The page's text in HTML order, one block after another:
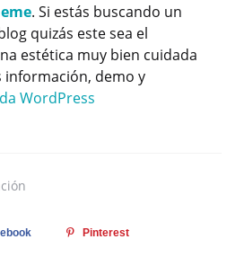
. Si estás buscando un
quizás este sea el
estética muy bien cuidada
información, demo y
WordPress
Pinterest